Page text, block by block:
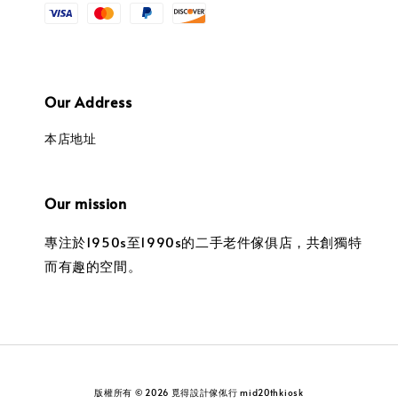
Our Address
本店地址
Our mission
專注於1950s至1990s的二手老件傢俱店，共創獨特
而有趣的空間。
版權所有 © 2026 覓得設計傢俬行 mid20thkiosk